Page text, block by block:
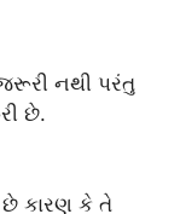
નથી પરંતુ
છે.
છે કારણ કે તે